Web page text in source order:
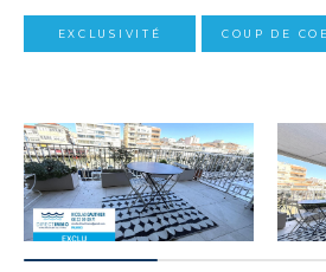
EXCLUSIVITÉ COUP DE